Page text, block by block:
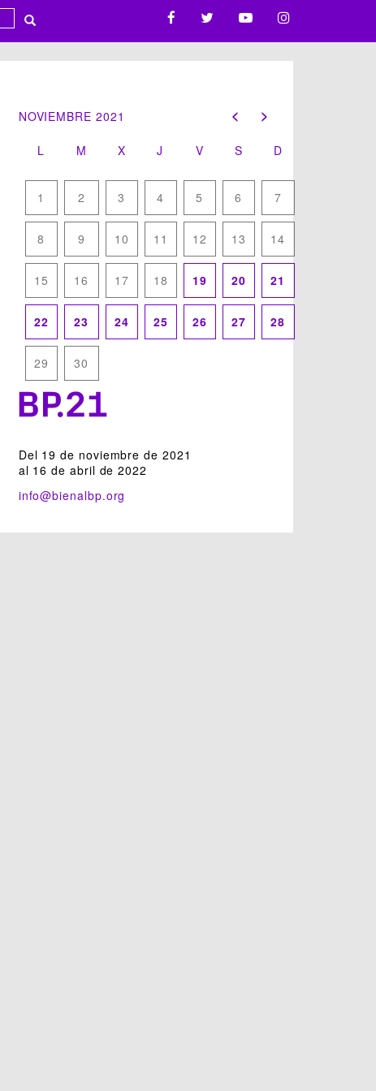
NOVIEMBRE 2021
L M X J V S D
« oct dic »
1 2 3 4 5 6 7
8 9 10 11 12 13 14
15 16 17 18 19 20 21
22 23 24 25 26 27 28
29 30
Del 19 de noviembre de 2021
al 16 de abril de 2022
info@bienalbp.org